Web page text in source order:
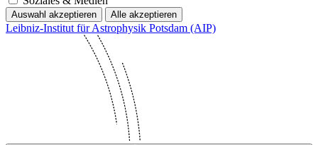
Auswahl akzeptieren Alle akzeptieren
Leibniz-Institut für Astrophysik Potsdam (AIP)